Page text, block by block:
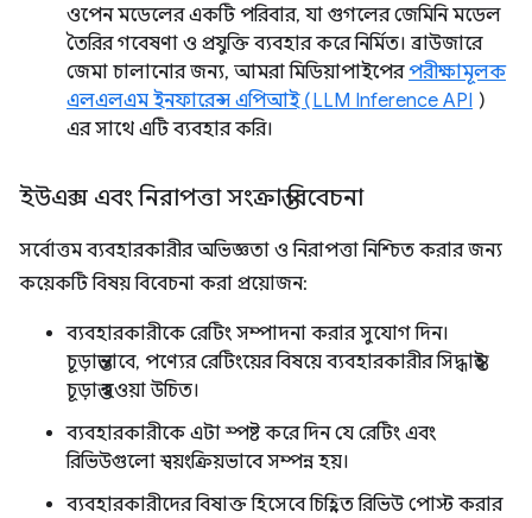
ওপেন মডেলের একটি পরিবার, যা গুগলের জেমিনি মডেল
তৈরির গবেষণা ও প্রযুক্তি ব্যবহার করে নির্মিত। ব্রাউজারে
জেমা চালানোর জন্য, আমরা মিডিয়াপাইপেরপরীক্ষামূলক
এলএলএম ইনফারেন্স এপিআই (LLM Inference API )
এর সাথে এটি ব্যবহার করি।
ইউএক্স এবং নিরাপত্তা সংক্রান্ত বিবেচনা
সর্বোত্তম ব্যবহারকারীর অভিজ্ঞতা ও নিরাপত্তা নিশ্চিত করার জন্য
কয়েকটি বিষয় বিবেচনা করা প্রয়োজন:
ব্যবহারকারীকে রেটিং সম্পাদনা করার সুযোগ দিন।
চূড়ান্তভাবে, পণ্যের রেটিংয়ের বিষয়ে ব্যবহারকারীর সিদ্ধান্তই
চূড়ান্ত হওয়া উচিত।
ব্যবহারকারীকে এটা স্পষ্ট করে দিন যে রেটিং এবং
রিভিউগুলো স্বয়ংক্রিয়ভাবে সম্পন্ন হয়।
ব্যবহারকারীদের বিষাক্ত হিসেবে চিহ্নিত রিভিউ পোস্ট করার